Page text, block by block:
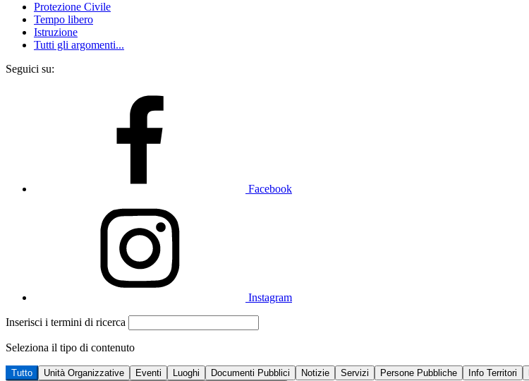
Protezione Civile
Tempo libero
Istruzione
Tutti gli argomenti...
Seguici su:
Facebook
Instagram
Inserisci i termini di ricerca
Seleziona il tipo di contenuto
Tutto Unità Organizzative Eventi Luoghi Documenti Pubblici Notizie Servizi Persone Pubbliche Info Territori